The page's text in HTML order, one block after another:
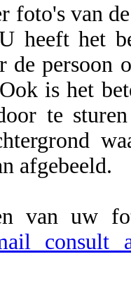
foto's van
heeft het
de persoon
is het
te
afgebeeld.
van uw
consult